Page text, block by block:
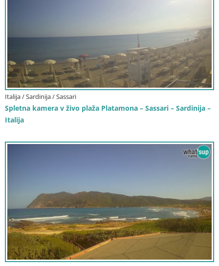
Italija / Sardinija / Sassari
Spletna kamera v živo plaža Platamona – Sassari – Sardinija –
Italija